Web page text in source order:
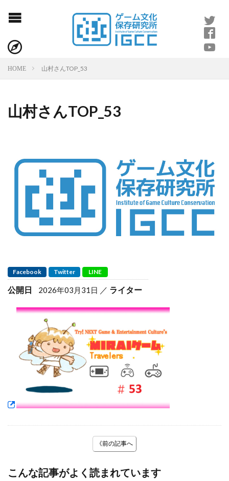
HOME 山村さんTOP_53
山村さんTOP_53
Facebook Twitter LINE
公開日 2026年03月31日 ライター
《前の記事へ
こんな記事がよく読まれています